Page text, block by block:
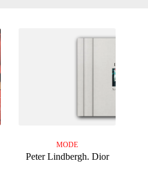
MODE
Peter Lindbergh. Dior